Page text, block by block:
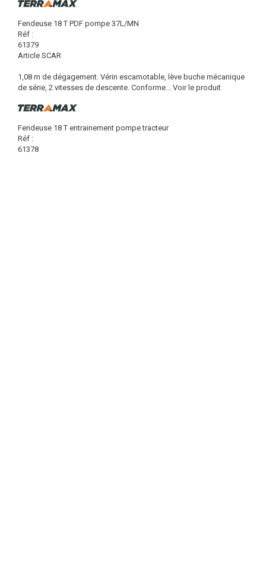
Fendeuse 18 T PDF pompe 37L/MN
Réf :
61379
Article SCAR
1,08 m de dégagement. Vérin escamotable, lève buche mécanique
de série, 2 vitesses de descente. Conforme... Voir le produit
Fendeuse 18 T entrainement pompe tracteur
Réf :
61378